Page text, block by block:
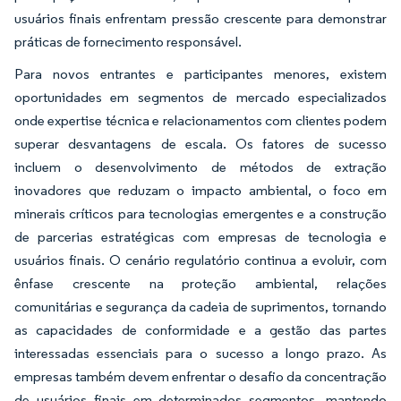
usuários finais enfrentam pressão crescente para demonstrar
práticas de fornecimento responsável.
Para novos entrantes e participantes menores, existem
oportunidades em segmentos de mercado especializados
onde expertise técnica e relacionamentos com clientes podem
superar desvantagens de escala. Os fatores de sucesso
incluem o desenvolvimento de métodos de extração
inovadores que reduzam o impacto ambiental, o foco em
minerais críticos para tecnologias emergentes e a construção
de parcerias estratégicas com empresas de tecnologia e
usuários finais. O cenário regulatório continua a evoluir, com
ênfase crescente na proteção ambiental, relações
comunitárias e segurança da cadeia de suprimentos, tornando
as capacidades de conformidade e a gestão das partes
interessadas essenciais para o sucesso a longo prazo. As
empresas também devem enfrentar o desafio da concentração